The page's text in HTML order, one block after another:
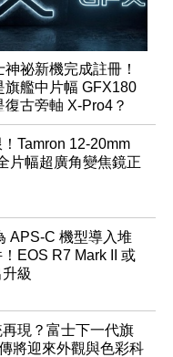
神祕新機完成註冊！
旗艦中片幅 GFX180
復古旁軸 X-Pro4？
Tamron 12-20mm
片幅超廣角變焦鏡正
APS-C 機型導入堆
EOS R7 Mark II 或
級
現？富士下一代旗
將迎來外觀與色彩科